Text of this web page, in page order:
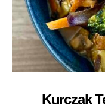
Kurczak